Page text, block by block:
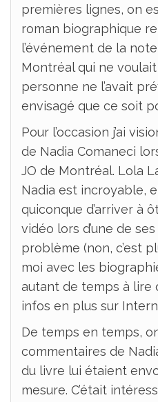
premières lignes, on
roman biographique
l’événement de la
Montréal qui ne voulait
personne ne l’avait
envisagé que ce soit
Pour l’occasion j’ai
de Nadia Comaneci
JO de Montréal. Lola
Nadia est incroyable,
quiconque d’arriver à
vidéo lors d’une de
problème (non, c’est
moi avec les
autant de temps à lire
infos en plus sur
De temps en temps,
commentaires de
du livre lui étaient
mesure. C’était